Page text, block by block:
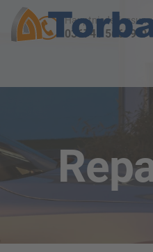
Hauptniederlassung
036741 56699-0